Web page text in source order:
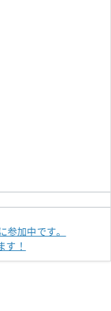
参加中です。
す！